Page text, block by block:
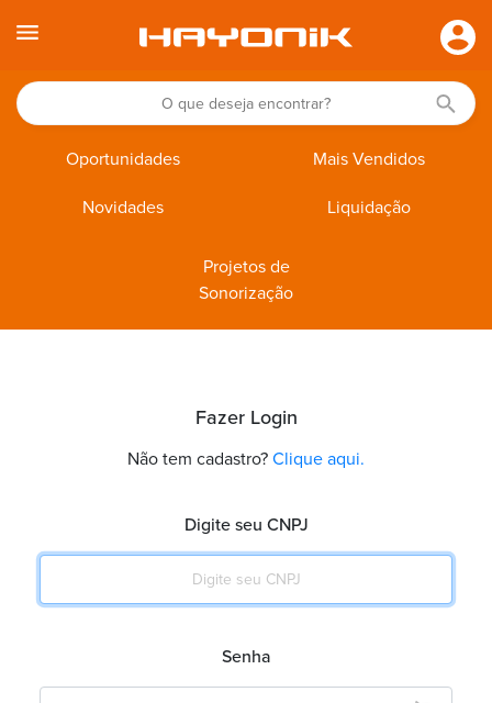
Oportunidades Mais Vendidos
Novidades Liquidação
Projetos de
Sonorização
Fazer Login
Não tem cadastro? Clique aqui.
Digite seu CNPJ
Senha